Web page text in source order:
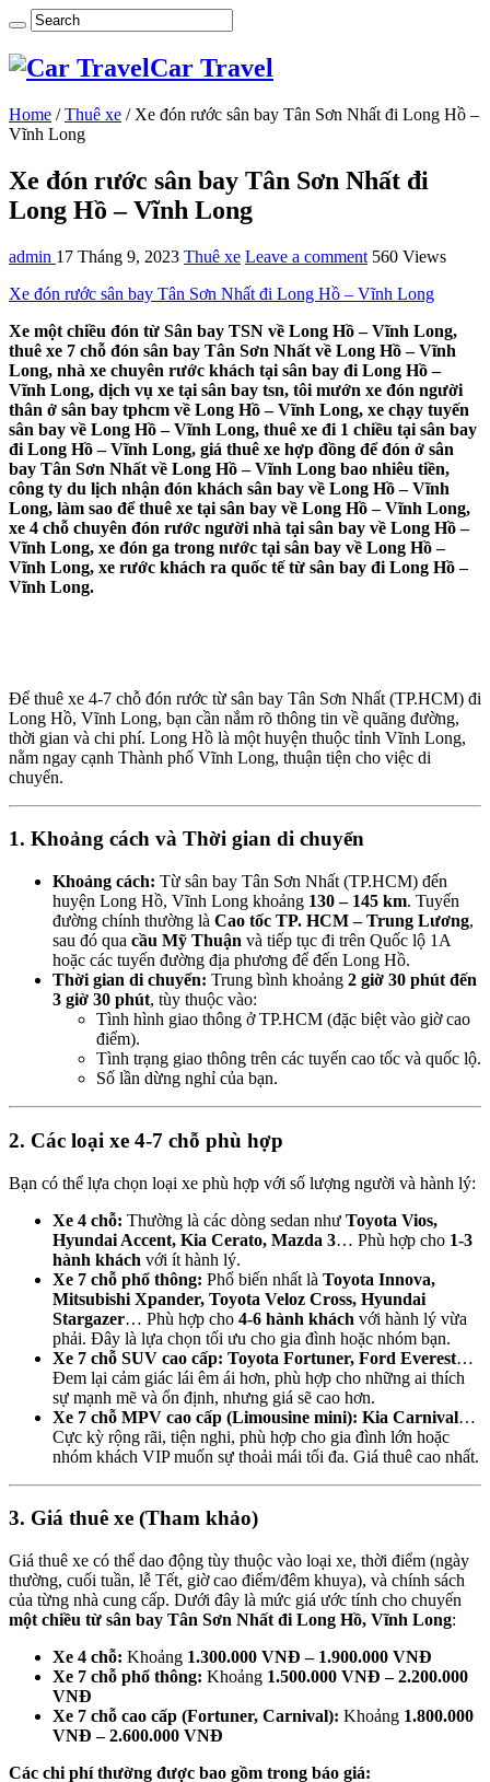
Car Travel
Home / Thuê xe / Xe đón rước sân bay Tân Sơn Nhất đi Long Hồ –
Vĩnh Long
Xe đón rước sân bay Tân Sơn Nhất đi
Long Hồ – Vĩnh Long
admin 17 Tháng 9, 2023 Thuê xe Leave a comment 560 Views
Xe đón rước sân bay Tân Sơn Nhất đi Long Hồ – Vĩnh Long
Xe một chiều đón từ Sân bay TSN về Long Hồ – Vĩnh Long,
thuê xe 7 chỗ đón sân bay Tân Sơn Nhất về Long Hồ – Vĩnh
Long, nhà xe chuyên rước khách tại sân bay đi Long Hồ –
Vĩnh Long, dịch vụ xe tại sân bay tsn, tôi mướn xe đón người
thân ở sân bay tphcm về Long Hồ – Vĩnh Long, xe chạy tuyến
sân bay về Long Hồ – Vĩnh Long, thuê xe đi 1 chiều tại sân bay
đi Long Hồ – Vĩnh Long, giá thuê xe hợp đồng để đón ở sân
bay Tân Sơn Nhất về Long Hồ – Vĩnh Long bao nhiêu tiền,
công ty du lịch nhận đón khách sân bay về Long Hồ – Vĩnh
Long, làm sao để thuê xe tại sân bay về Long Hồ – Vĩnh Long,
xe 4 chỗ chuyên đón rước người nhà tại sân bay về Long Hồ –
Vĩnh Long, xe đón ga trong nước tại sân bay về Long Hồ –
Vĩnh Long, xe rước khách ra quốc tế từ sân bay đi Long Hồ –
Vĩnh Long.
Để thuê xe 4-7 chỗ đón rước từ sân bay Tân Sơn Nhất (TP.HCM) đi
Long Hồ, Vĩnh Long, bạn cần nắm rõ thông tin về quãng đường,
thời gian và chi phí. Long Hồ là một huyện thuộc tỉnh Vĩnh Long,
nằm ngay cạnh Thành phố Vĩnh Long, thuận tiện cho việc di
chuyển.
1. Khoảng cách và Thời gian di chuyển
Khoảng cách: Từ sân bay Tân Sơn Nhất (TP.HCM) đến
huyện Long Hồ, Vĩnh Long khoảng 130 – 145 km. Tuyến
đường chính thường là Cao tốc TP. HCM – Trung Lương,
sau đó qua cầu Mỹ Thuận và tiếp tục đi trên Quốc lộ 1A
hoặc các tuyến đường địa phương để đến Long Hồ.
Thời gian di chuyển: Trung bình khoảng 2 giờ 30 phút đến
3 giờ 30 phút, tùy thuộc vào:
Tình hình giao thông ở TP.HCM (đặc biệt vào giờ cao
điểm).
Tình trạng giao thông trên các tuyến cao tốc và quốc lộ.
Số lần dừng nghỉ của bạn.
2. Các loại xe 4-7 chỗ phù hợp
Bạn có thể lựa chọn loại xe phù hợp với số lượng người và hành lý:
Xe 4 chỗ: Thường là các dòng sedan như Toyota Vios,
Hyundai Accent, Kia Cerato, Mazda 3… Phù hợp cho 1-3
hành khách với ít hành lý.
Xe 7 chỗ phổ thông: Phổ biến nhất là Toyota Innova,
Mitsubishi Xpander, Toyota Veloz Cross, Hyundai
Stargazer… Phù hợp cho 4-6 hành khách với hành lý vừa
phải. Đây là lựa chọn tối ưu cho gia đình hoặc nhóm bạn.
Xe 7 chỗ SUV cao cấp: Toyota Fortuner, Ford Everest…
Đem lại cảm giác lái êm ái hơn, phù hợp cho những ai thích
sự mạnh mẽ và ổn định, nhưng giá sẽ cao hơn.
Xe 7 chỗ MPV cao cấp (Limousine mini): Kia Carnival…
Cực kỳ rộng rãi, tiện nghi, phù hợp cho gia đình lớn hoặc
nhóm khách VIP muốn sự thoải mái tối đa. Giá thuê cao nhất.
3. Giá thuê xe (Tham khảo)
Giá thuê xe có thể dao động tùy thuộc vào loại xe, thời điểm (ngày
thường, cuối tuần, lễ Tết, giờ cao điểm/đêm khuya), và chính sách
của từng nhà cung cấp. Dưới đây là mức giá ước tính cho chuyến
một chiều từ sân bay Tân Sơn Nhất đi Long Hồ, Vĩnh Long:
Xe 4 chỗ: Khoảng 1.300.000 VNĐ – 1.900.000 VNĐ
Xe 7 chỗ phổ thông: Khoảng 1.500.000 VNĐ – 2.200.000
VNĐ
Xe 7 chỗ cao cấp (Fortuner, Carnival): Khoảng 1.800.000
VNĐ – 2.600.000 VNĐ
Các chi phí thường được bao gồm trong báo giá: